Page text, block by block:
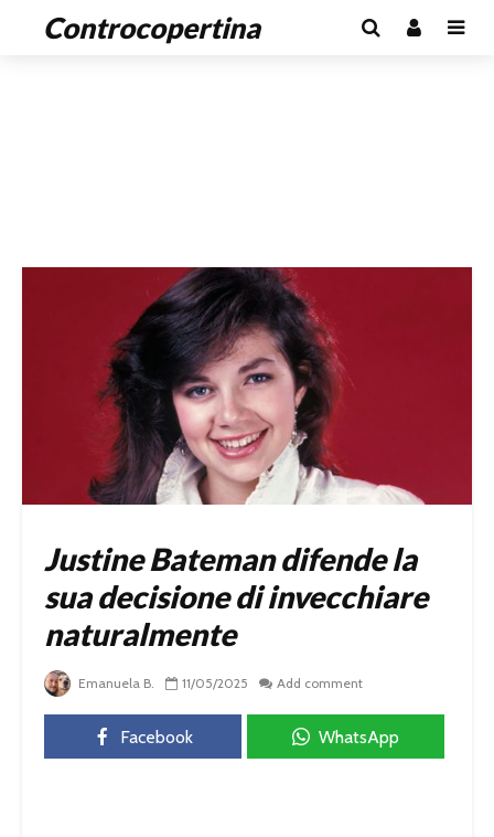
Controcopertina
Justine Bateman difende la
sua decisione di invecchiare
naturalmente
Emanuela B. 11/05/2025 Add comment
Facebook WhatsApp